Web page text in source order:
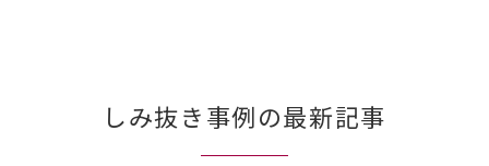
しみ抜き事例の最新記事